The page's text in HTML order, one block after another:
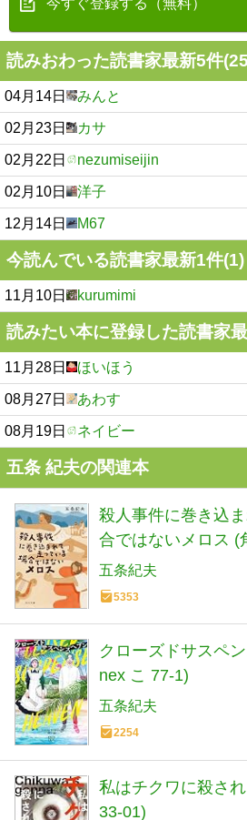
今すぐ登録する（無料）
読みおわった読書家最新5件
04月14日 みんと
02月23日 カサ
02月22日 nezumiseijin
02月10日 洋子
12月14日 M67
今読んでいる読書家最新1件(1)
11月10日 kurumimi
読みたい本に登録した読書家
11月28日 ほいほう
08月27日 あわす
08月19日 ネイビー
五条 紀夫の関連本
殺人事件に巻き込
合ではないメロス (
五条紀夫
5353
クローズドサスペ
nex こ 77-1)
五条紀夫
2254
私はチクワに殺さ
33-01)